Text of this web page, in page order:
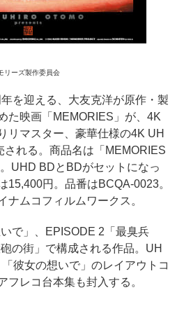
リーズ製作委員会
を迎える、大友克洋が原作・製
た映画「MEMORIES」が、4K
リマスター、豪華仕様の4K UH
される。商品名は「MEMORIES
UHD BDとBDがセットになっ
15,400円。品番はBCQA-0023。
ナムコフィルムワークス。
で」、EPISODE 2「最臭兵
の街」で構成される作品。UH
彼女の想いで」のレイアウトコ
フレコ台本集も封入する。